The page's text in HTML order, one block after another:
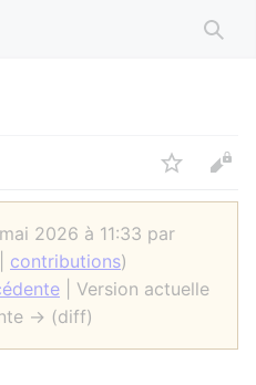
Suivre
2026 à 11:33 par
contributions)
| Version actuelle
→ (diff)